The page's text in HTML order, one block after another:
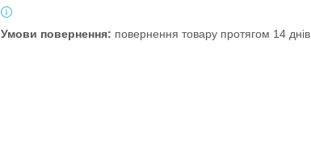
повернення товару протягом 14 днів